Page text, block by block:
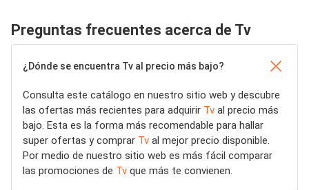
Preguntas frecuentes acerca de Tv
¿Dónde se encuentra Tv al precio más bajo?
Consulta este catálogo en nuestro sitio web y descubre
las ofertas más recientes para adquirir Tv al precio más
bajo. Esta es la forma más recomendable para hallar
super ofertas y comprar Tv al mejor precio disponible.
Por medio de nuestro sitio web es más fácil comparar
las promociones de Tv que más te convienen.